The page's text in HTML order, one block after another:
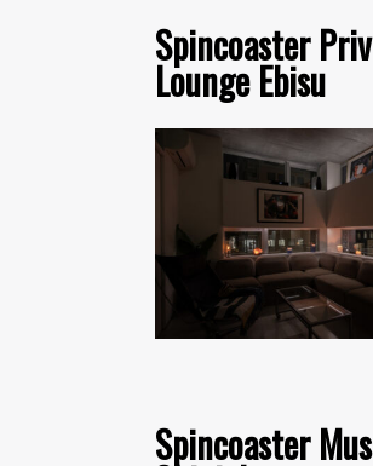
Spincoaster
Lounge Ebisu
Spincoaster